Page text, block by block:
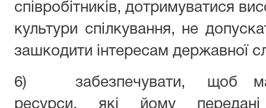
співробітників, дотримуватися
культури спілкування, не
зашкодити інтересам
6) забезпечувати, щоб
ресурси, які йому передані